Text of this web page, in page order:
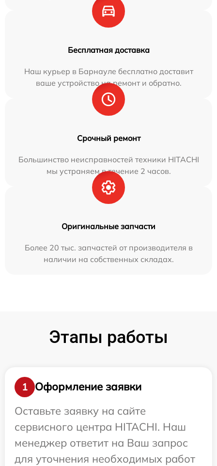
Бесплатная доставка
Наш курьер в Барнауле бесплатно доставит
ваше устройство на ремонт и обратно.
Срочный ремонт
Большинство неисправностей техники HITACHI
мы устраняем в течение 2 часов.
Оригинальные запчасти
Более 20 тыс. запчастей от производителя в
наличии на собственных складах.
Этапы работы
1
Оформление заявки
Оставьте заявку на сайте
сервисного центра HITACHI. Наш
менеджер ответит на Ваш запрос
для уточнения необходимых работ